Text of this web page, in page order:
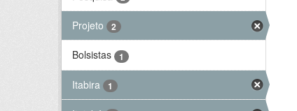
Projeto 2
Bolsistas 1
Itabira 1